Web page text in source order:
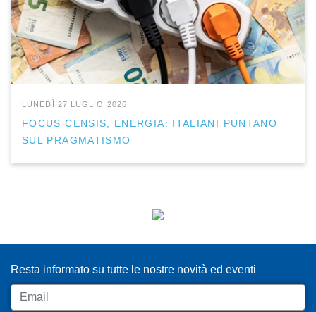
LUNEDÌ 27 LUGLIO 2026
FOCUS CENSIS, ENERGIA: ITALIANI PUNTANO
SUL PRAGMATISMO
Resta informato su tutte le nostre novità ed eventi
Email